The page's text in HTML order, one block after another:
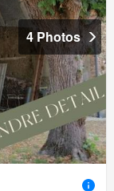
4 Photos